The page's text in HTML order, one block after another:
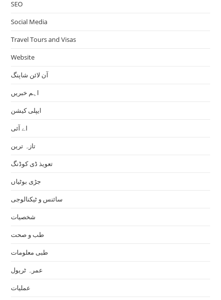
SEO
Social Media
Travel Tours and Visas
Website
آن لائن شاپنگ
اہم خبریں
ایپلی کیشن
اے آئی
تازہ ترین
تعویذ ڈی کوڈنگ
جڑی بوٹیاں
سائنس و ٹیکنالوجی
شخصیات
طب و صحت
طبی معلومات
عمرہ ٹریول
عملیات